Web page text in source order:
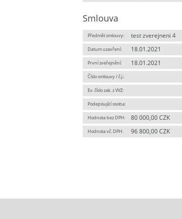
Smlouva
Předmět smlouvy: test zverejneni 4
Datum uzavření: 18.01.2021
První zveřejnění: 18.01.2021
Číslo smlouvy / č.j.:
Ev. číslo zak. z VVZ:
Podepisující osoba:
Hodnota bez DPH: 80 000,00 CZK
Hodnota vč. DPH: 96 800,00 CZK